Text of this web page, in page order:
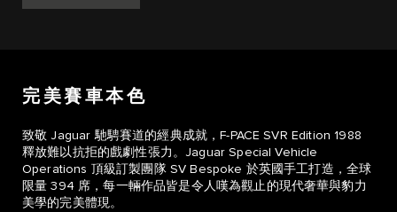
完美賽車本色
致敬 Jaguar 馳騁賽道的經典成就，F-PACE SVR Edition 1988
釋放難以抗拒的戲劇性張力。Jaguar Special Vehicle
Operations 頂級訂製團隊 SV Bespoke 於英國手工打造，全球
限量 394 席，每一輛作品皆是令人嘆為觀止的現代奢華與豹力
美學的完美體現。